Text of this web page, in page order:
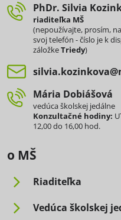
PhDr​. Silvia
riaditeľka MŠ
(nepoužívajte, prosím,
svoj telefón - číslo je k
záložkeTriedy)
Mária Dobiášová
vedúca školskej jedálne
Konzultačné hodiny:
12,00 do 16,00 hod.
o MŠ
Riaditeľka
Vedúca školskej